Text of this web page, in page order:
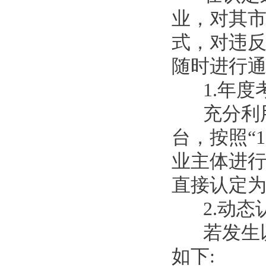
业，对其
式，对违
随时进行
1.年度
充分
台，按照
业主体进
直接认定
2.动态
若发生
如下: